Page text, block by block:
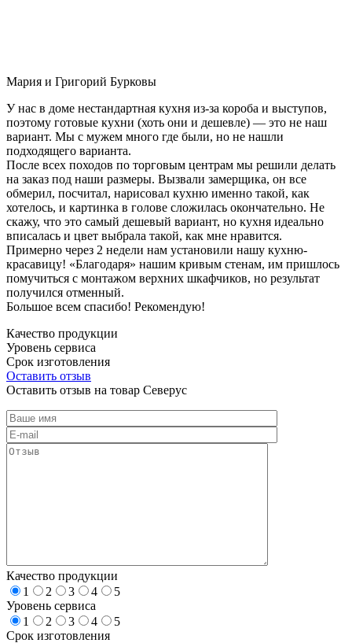
Мария и Григорий Бурковы
У нас в доме нестандартная кухня из-за короба и выступов,
поэтому готовые кухни (хоть они и дешевле) — это не наш
вариант. Мы с мужем много где были, но не нашли
подходящего варианта.
После всех походов по торговым центрам мы решили делать
на заказ под наши размеры. Вызвали замерщика, он все
обмерил, посчитал, нарисовал кухню именно такой, как
хотелось, и картинка в голове сложилась окончательно. Не
скажу, что это самый дешевый вариант, но кухня идеально
вписалась и цвет выбрала такой, как мне нравится.
Примерно через 2 недели нам установили нашу кухню-
красавицу! «Благодаря» нашим кривым стенам, им пришлось
помучиться с монтажом верхних шкафчиков, но результат
получился отменный.
Большое всем спасибо! Рекомендую!
Качество продукции
Уровень сервиса
Срок изготовления
Оставить отзыв
Оставить отзыв на товар Северус
Качество продукции
1
2 3 4
5
Уровень сервиса
1
2 3 4
5
Срок изготовления